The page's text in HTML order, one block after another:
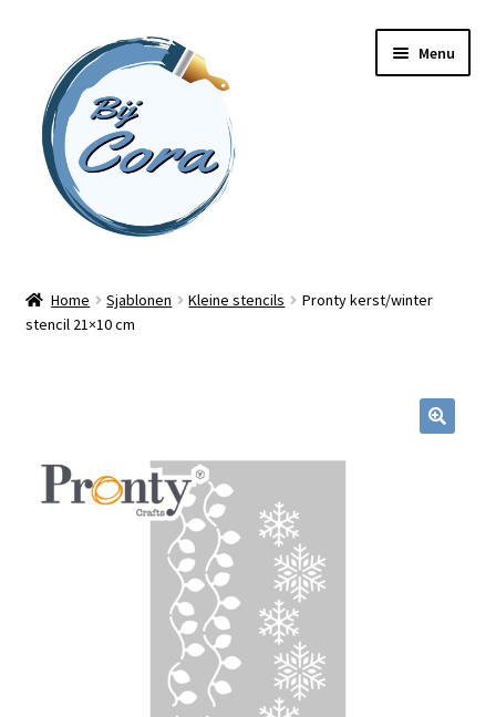
naar
navigatie
inhoud
Menu
Workshops
Blog / DIY / Tutorials
Home Sjablonen Kleine stencils
Pronty kerst/winter
stencil 21×10 cm